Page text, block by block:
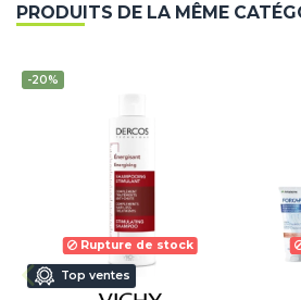
PRODUITS DE LA MÊME
Top ventes
-20%
Rupture de stock